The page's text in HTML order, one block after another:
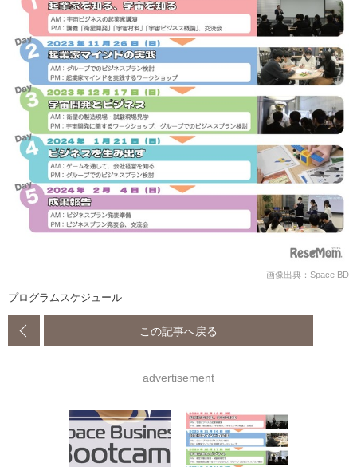
画像出典：Space BD
プログラムスケジュール
この記事へ戻る
advertisement